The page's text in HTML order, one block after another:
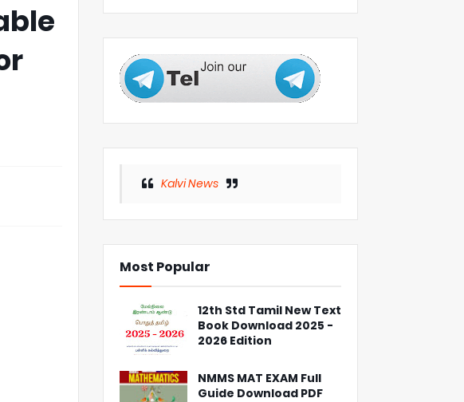
Kalvi News
Most Popular
12th Std Tamil New Text
Book Download 2025 -
2026 Edition
NMMS MAT EXAM Full
Guide Download PDF